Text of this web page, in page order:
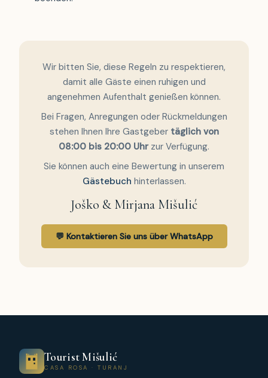
Wir bitten Sie, diese Regeln zu respektieren,
damit alle Gäste einen ruhigen und
angenehmen Aufenthalt genießen können.
Bei Fragen, Anregungen oder Rückmeldungen
stehen Ihnen Ihre Gastgeber täglich von
08:00 bis 20:00 Uhr zur Verfügung.
Sie können auch eine Bewertung in unserem
Gästebuch hinterlassen.
Joško & Mirjana Mišulić
💬 Kontaktieren Sie uns über WhatsApp
Tourist Mišulić
CASA ROSA · TURANJ